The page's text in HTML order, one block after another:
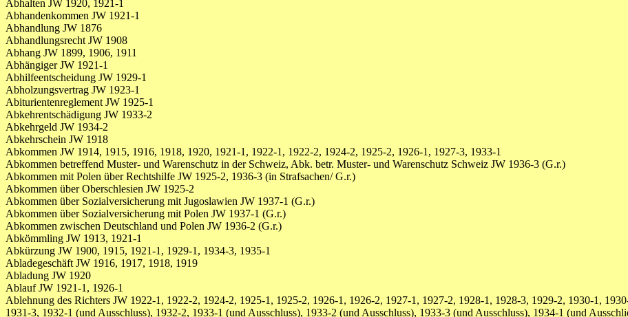
Abhalten JW 1920, 1921-1
Abhandenkommen JW 1921-1
Abhandlung JW 1876
Abhandlungsrecht JW 1908
Abhang JW 1899, 1906, 1911
Abhängiger JW 1921-1
Abhilfeentscheidung JW 1929-1
Abholzungsvertrag JW 1923-1
Abiturientenreglement JW 1925-1
Abkehrentschädigung JW 1933-2
Abkehrgeld JW 1934-2
Abkehrschein JW 1918
Abkommen JW 1914, 1915, 1916, 1918, 1920, 1921-1, 1922-1, 1922-2, 1924-2, 1925-2, 1926-1, 1927-3, 1933-1
Abkommen betreffend Muster- und Warenschutz in der Schweiz, Abk. betr. Muster- und Warenschutz Schweiz JW 1936-3 (G.r.)
Abkommen mit Polen über Rechtshilfe JW 1925-2, 1936-3 (in Strafsachen/ G.r.)
Abkommen über Oberschlesien JW 1925-2
Abkommen über Sozialversicherung mit Jugoslawien JW 1937-1 (G.r.)
Abkommen über Sozialversicherung mit Polen JW 1937-1 (G.r.)
Abkommen zwischen Deutschland und Polen JW 1936-2 (G.r.)
Abkömmling JW 1913, 1921-1
Abkürzung JW 1900, 1915, 1921-1, 1929-1, 1934-3, 1935-1
Abladegeschäft JW 1916, 1917, 1918, 1919
Abladung JW 1920
Ablauf JW 1921-1, 1926-1
Ablehnung des Richters JW 1922-1, 1922-2, 1924-2, 1925-1, 1925-2, 1926-1, 1926-2, 1927-1, 1927-2, 1928-1, 1928-3, 1929-2, 1930-1,
1931-3, 1932-1 (und Ausschluss), 1932-2, 1933-1 (und Ausschluss), 1933-2 (und Ausschluss), 1933-3 (und Ausschluss), 1934-1 (und